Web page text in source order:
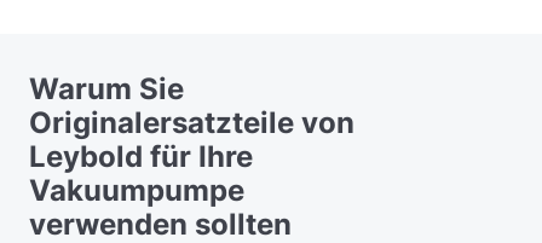
Warum Sie
Originalersatzteile von
Leybold für Ihre
Vakuumpumpe
verwenden sollten